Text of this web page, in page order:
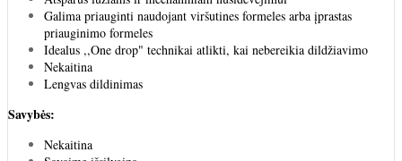
Galima priauginti naudojant viršutines formeles arba įprastas
priauginimo formeles
Idealus ,,One drop" technikai atlikti, kai nebereikia dildžiavimo
Nekaitina
Lengvas dildinimas
Savybės:
Nekaitina